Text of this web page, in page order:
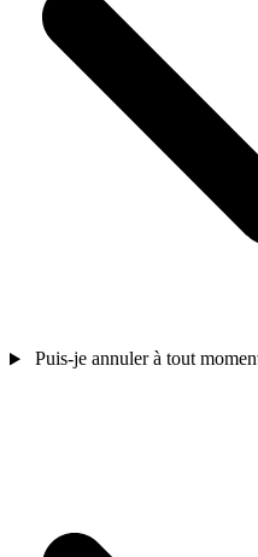
Puis-je annuler à tout